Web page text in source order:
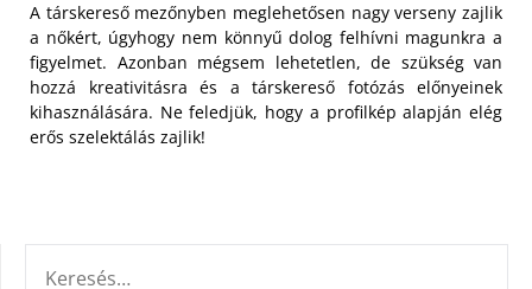
A társkereső mezőnyben meglehetősen nagy verseny zajlik
a nőkért, úgyhogy nem könnyű dolog felhívni magunkra a
figyelmet. Azonban mégsem lehetetlen, de szükség van
hozzá kreativitásra és a társkereső fotózás előnyeinek
kihasználására. Ne feledjük, hogy a profilkép alapján elég
erős szelektálás zajlik!